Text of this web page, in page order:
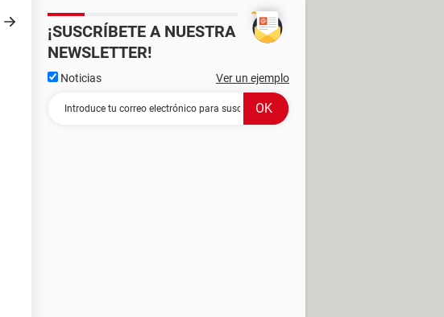
¡SUSCRÍBETE A NUESTRA
NEWSLETTER!
Noticias Ver un ejemplo